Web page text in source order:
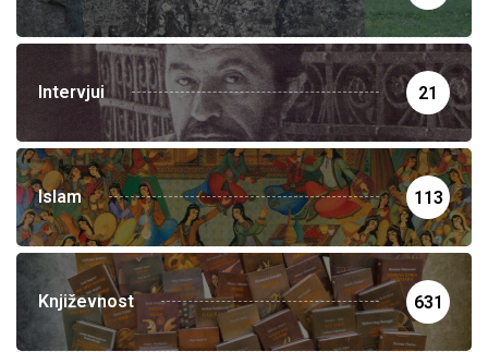
Intervjui 21
Islam 113
Književnost 631